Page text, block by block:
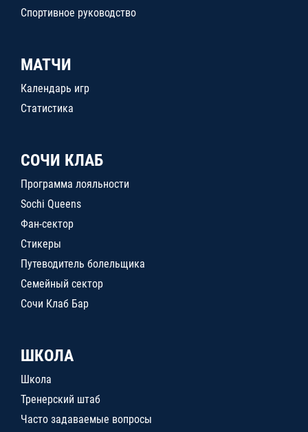
Спортивное руководство
МАТЧИ
Календарь игр
Статистика
СОЧИ КЛАБ
Программа лояльности
Sochi Queens
Фан-сектор
Стикеры
Путеводитель болельщика
Семейный сектор
Сочи Клаб Бар
ШКОЛА
Школа
Тренерский штаб
Часто задаваемые вопросы